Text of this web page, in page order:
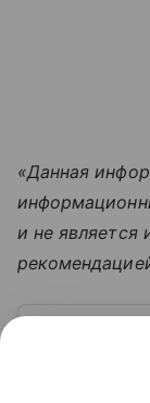
«Данная
и не является
на